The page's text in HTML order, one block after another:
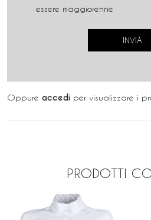
essere maggiorenne
Oppure accedi per visualizzare i
PRODOTTI